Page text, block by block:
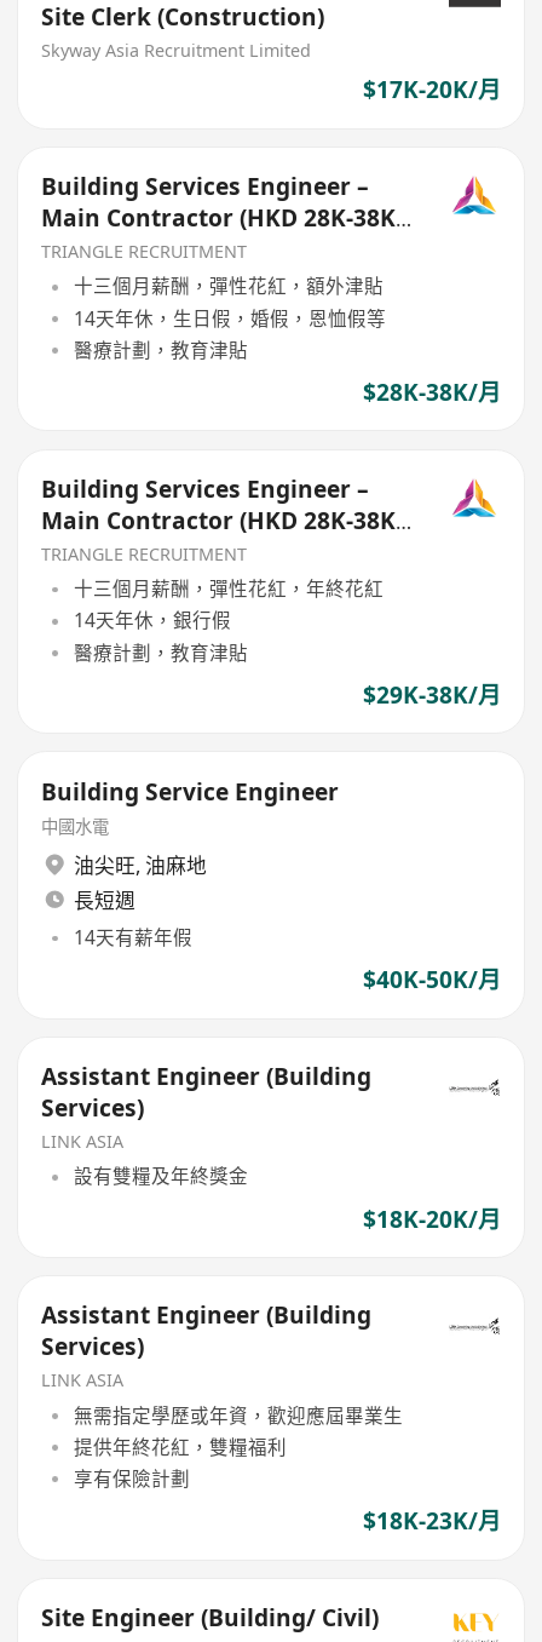
Site Clerk (Construction)
Skyway Asia Recruitment Limited
$17K-20K/月
Building Services Engineer –
Main Contractor (HKD 28K-38K)
(TR017)
TRIANGLE RECRUITMENT
十三個月薪酬，彈性花紅，額外津貼
14天年休，生日假，婚假，恩恤假等
醫療計劃，教育津貼
$28K-38K/月
Building Services Engineer –
Main Contractor (HKD 28K-38K)
(TR017)
TRIANGLE RECRUITMENT
十三個月薪酬，彈性花紅，年終花紅
14天年休，銀行假
醫療計劃，教育津貼
$29K-38K/月
Building Service Engineer
中國水電
油尖旺, 油麻地
長短週
14天有薪年假
$40K-50K/月
Assistant Engineer (Building
Services)
LINK ASIA
設有雙糧及年終獎金
$18K-20K/月
Assistant Engineer (Building
Services)
LINK ASIA
無需指定學歷或年資，歡迎應屆畢業生
提供年終花紅，雙糧福利
享有保險計劃
$18K-23K/月
Site Engineer (Building/ Civil)